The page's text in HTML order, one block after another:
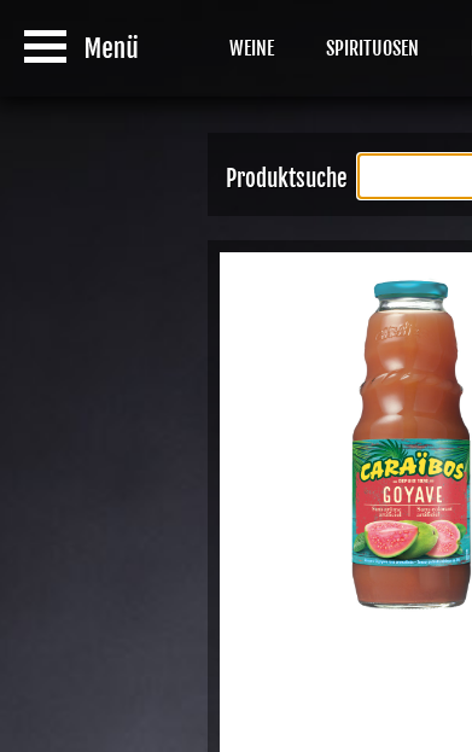
WEINE SPIRITUOSEN
Produktsuche